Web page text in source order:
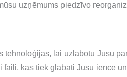
uzņēmums piedzīvo
tehnoloģijas, lai uzlabotu Jūsu
kas tiek glabāti Jūsu ierīcē